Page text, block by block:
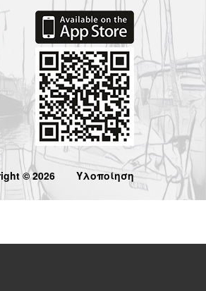
© 2026 Υλοποίηση